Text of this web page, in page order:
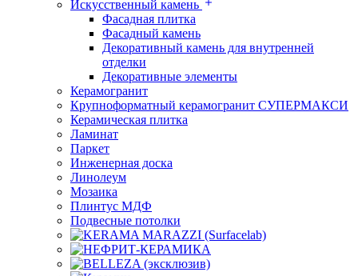
Искусственный камень
Фасадная плитка
Фасадный камень
Декоративный камень для внутренней
отделки
Декоративные элементы
Керамогранит
Крупноформатный керамогранит СУПЕРМАКСИ
Керамическая плитка
Ламинат
Паркет
Инженерная доска
Линолеум
Мозаика
Плинтус МДФ
Подвесные потолки